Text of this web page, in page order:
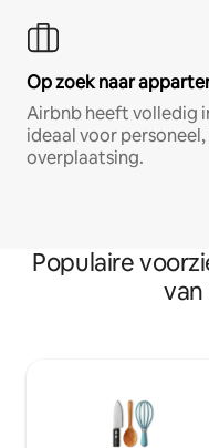
Op zoek naar
Airbnb heeft volledig
ideaal voor
overplaatsing.
Populaire